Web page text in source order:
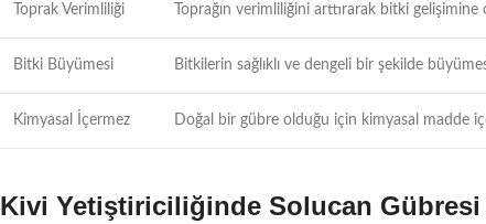
Toprak Verimliliği Toprağın verimliliğini arttırarak bitki
Bitki Büyümesi Bitkilerin sağlıklı ve dengeli bir şekilde
Kimyasal İçermez Doğal bir gübre olduğu için kimyasal madde
Kivi Yetiştiriciliğinde Solucan Gübresi